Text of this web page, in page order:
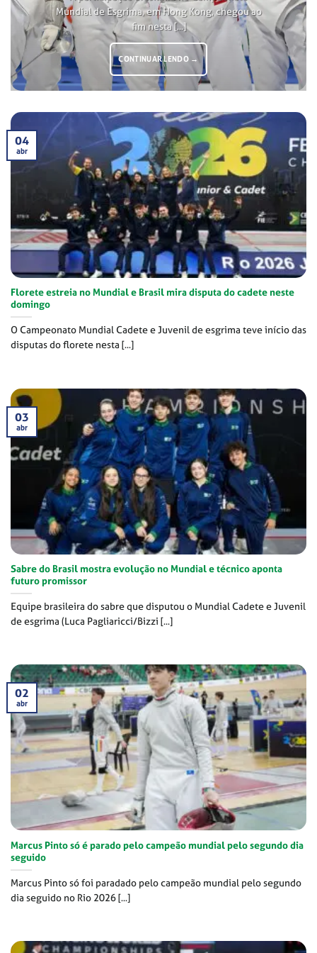
Mundial de Esgrima, em Hong Kong, chegou ao
fim nesta [...]
CONTINUAR LENDO →
Florete estreia no Mundial e Brasil mira disputa do cadete neste
domingo
O Campeonato Mundial Cadete e Juvenil de esgrima teve início das
disputas do florete nesta [...]
04
abr
Sabre do Brasil mostra evolução no Mundial e técnico aponta
futuro promissor
Equipe brasileira do sabre que disputou o Mundial Cadete e Juvenil
de esgrima (Luca Pagliaricci/Bizzi [...]
03
abr
Marcus Pinto só é parado pelo campeão mundial pelo segundo dia
seguido
Marcus Pinto só foi paradado pelo campeão mundial pelo segundo
dia seguido no Rio 2026 [...]
02
abr